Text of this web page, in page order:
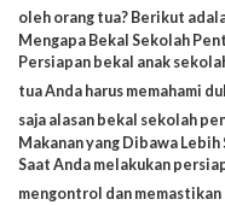
oleh orang tua? Berikut
Mengapa Bekal Sekolah
Persiapan bekal anak
tua Anda harus memahami
saja alasan bekal sekolah
Makanan yang Dibawa Lebih
Saat Anda melakukan
mengontrol dan memastikan